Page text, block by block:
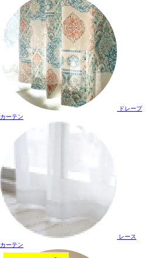
ドレープ
カーテン
レース
カーテン